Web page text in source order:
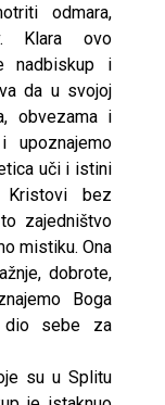
odmara,
Klara ovo
nadbiskup i
da u svojoj
obvezama i
upoznajemo
uči i istini
bez
zajedništvo
mistiku. Ona
dobrote,
Boga
dio sebe za
su u Splitu